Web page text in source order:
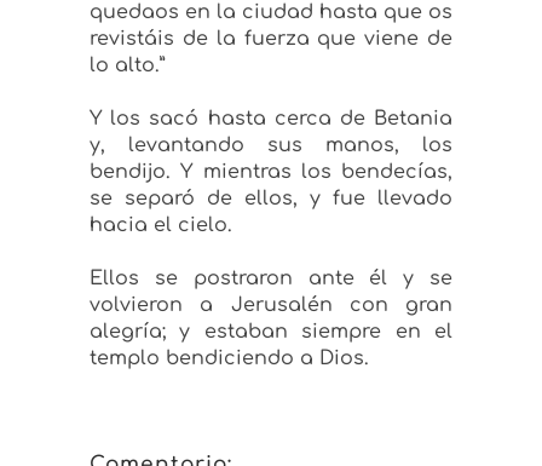
quedaos en la ciudad hasta que os
revistáis de la fuerza que viene de
lo alto.”
Y los sacó hasta cerca de Betania
y, levantando sus manos, los
bendijo. Y mientras los bendecías,
se separó de ellos, y fue llevado
hacia el cielo.
Ellos se postraron ante él y se
volvieron a Jerusalén con gran
alegría; y estaban siempre en el
templo bendiciendo a Dios.